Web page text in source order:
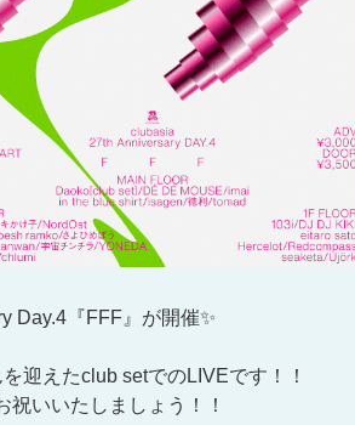
Day.4『FFF』が開催✨
迎えたclub setでのLIVEです！！
いいたしましょう！！